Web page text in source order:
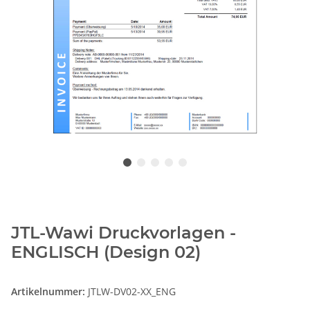
JTL-Wawi Druckvorlagen -
ENGLISCH (Design 02)
Artikelnummer: JTLW-DV02-XX_ENG